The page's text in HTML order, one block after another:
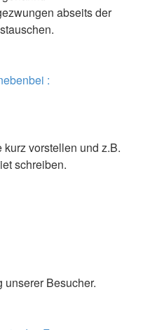
abseits der
:
vorstellen und z.B.
schreiben.
Besucher.